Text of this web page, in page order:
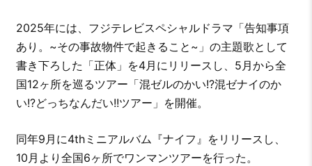
2025年には、フジテレビスペシャルドラマ「告知事項
あり。~その事故物件で起きること~」の主題歌として
書き下ろした「正体」を4月にリリースし、5月から全
国12ヶ所を巡るツアー「混ゼルのかい!?混ゼナイのか
い!?どっちなんだい!!ツアー」を開催。
同年9月に4thミニアルバム『ナイフ』をリリースし、
10月より全国6ヶ所でワンマンツアーを行った。